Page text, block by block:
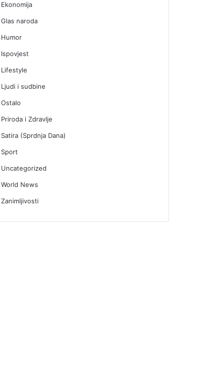
Ekonomija
Glas naroda
Humor
Ispovjest
Lifestyle
Ljudi i sudbine
Ostalo
Priroda i Zdravlje
Satira (Sprdnja Dana)
Sport
Uncategorized
World News
Zanimljivosti